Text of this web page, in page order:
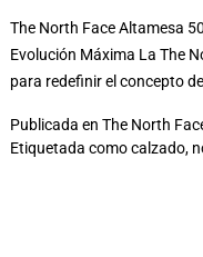
The North Face Altamesa
Evolución Máxima La The
para redefinir el concepto
Publicada en The North
Etiquetada comocalzado,